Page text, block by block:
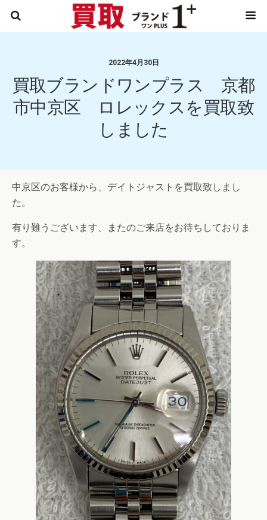
2022年4月30日
買取ブランドワンプラス 京都
市中京区 ロレックスを買取致
しました
中京区のお客様から、デイトジャストを買取致しまし
た。
有り難うございます、またのご来店をお待ちしておりま
す。